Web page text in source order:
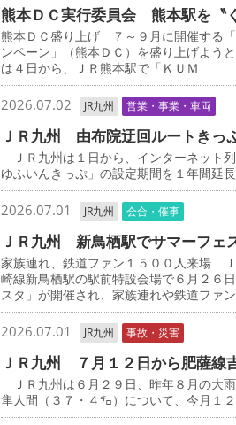
熊本ＤＣ実行委員会 熊本駅を〝
熊本ＤＣ盛り上げ ７～９月に開催する
ンペーン」（熊本ＤＣ）を盛り上げよう
は４日から、ＪＲ熊本駅で「ＫＵＭ
2026.07.02 JR九州 営業・事業・車両
ＪＲ九州 由布院迂回ルートき
ＪＲ九州は１日から、インターネット
ゆふいんきっぷ」の設定期間を１年間延長
2026.07.01 JR九州 会合・催事
ＪＲ九州 新鳥栖駅でサマーフェ
家族連れ、鉄道ファン１５００人来場
崎線新鳥栖駅の駅前特設会場で６月２６
スタ」が開催され、家族連れや鉄道ファ
2026.07.01 JR九州 事故・災害
ＪＲ九州 ７月１２日から肥薩線
ＪＲ九州は６月２９日、昨年８月の大
隼人間（３７・４㌔）について、今月１